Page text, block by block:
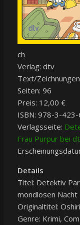
ch
Verlag: dtv
Text/
Seiten: 96
Preis: 12,00 €
ISBN: 978-3-
Verlagsseite:
Frau Purpur bei
Details
Titel: Detektiv
mondlosen Nacht
Originaltitel:
Genre: Krimi,